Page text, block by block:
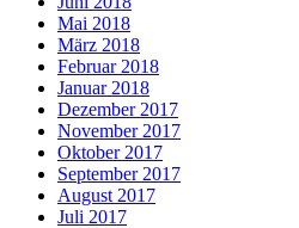
Mai 2018
März 2018
Februar 2018
Januar 2018
Dezember 2017
November 2017
Oktober 2017
September 2017
August 2017
Juli 2017